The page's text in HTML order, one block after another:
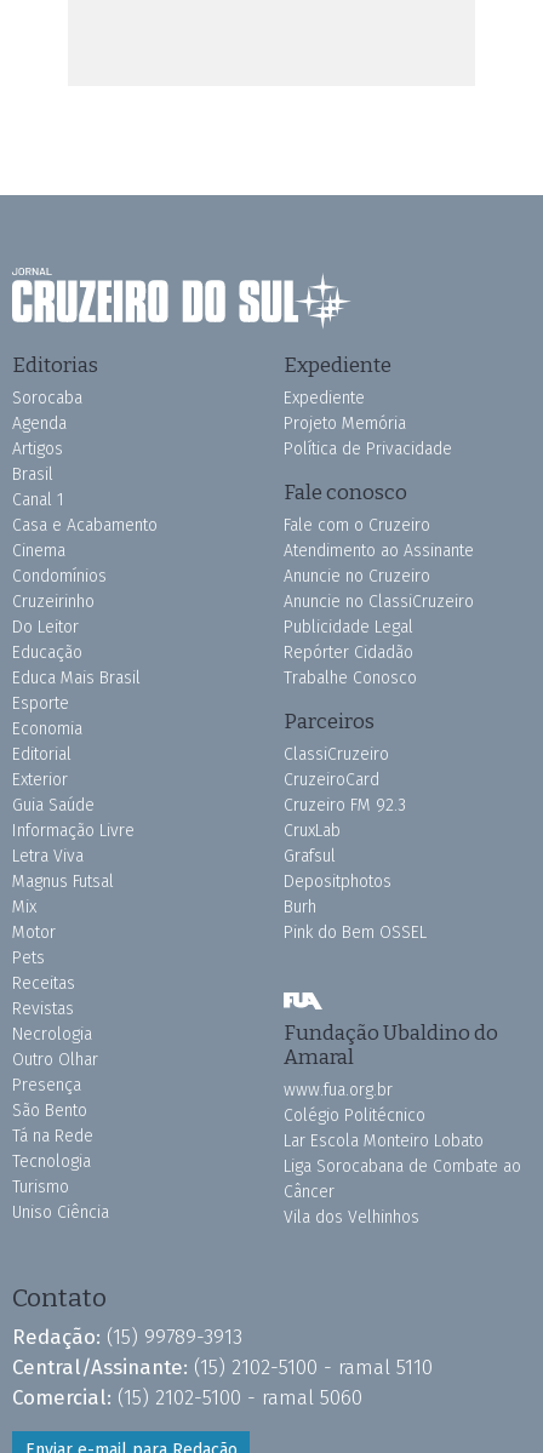
Editorias
Sorocaba
Agenda
Artigos
Brasil
Canal 1
Casa e Acabamento
Cinema
Condomínios
Cruzeirinho
Do Leitor
Educação
Educa Mais Brasil
Esporte
Economia
Editorial
Exterior
Guia Saúde
Informação Livre
Letra Viva
Magnus Futsal
Mix
Motor
Pets
Receitas
Revistas
Necrologia
Outro Olhar
Presença
São Bento
Tá na Rede
Tecnologia
Turismo
Uniso Ciência
Expediente
Expediente
Projeto Memória
Política de Privacidade
Fale conosco
Fale com o Cruzeiro
Atendimento ao Assinante
Anuncie no Cruzeiro
Anuncie no ClassiCruzeiro
Publicidade Legal
Repórter Cidadão
Trabalhe Conosco
Parceiros
ClassiCruzeiro
CruzeiroCard
Cruzeiro FM 92.3
CruxLab
Grafsul
Depositphotos
Burh
Pink do Bem OSSEL
Fundação Ubaldino do
Amaral
www.fua.org.br
Colégio Politécnico
Lar Escola Monteiro Lobato
Liga Sorocabana de Combate ao
Câncer
Vila dos Velhinhos
Contato
Redação: (15) 99789-3913
Central/Assinante: (15) 2102-5100 - ramal 5110
Comercial: (15) 2102-5100 - ramal 5060